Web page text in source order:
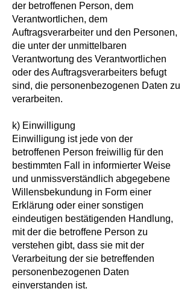
der betroffenen Person, dem
Verantwortlichen, dem
Auftragsverarbeiter und den Personen,
die unter der unmittelbaren
Verantwortung des Verantwortlichen
oder des Auftragsverarbeiters befugt
sind, die personenbezogenen Daten zu
verarbeiten.
k) Einwilligung
Einwilligung ist jede von der
betroffenen Person freiwillig für den
bestimmten Fall in informierter Weise
und unmissverständlich abgegebene
Willensbekundung in Form einer
Erklärung oder einer sonstigen
eindeutigen bestätigenden Handlung,
mit der die betroffene Person zu
verstehen gibt, dass sie mit der
Verarbeitung der sie betreffenden
personenbezogenen Daten
einverstanden ist.